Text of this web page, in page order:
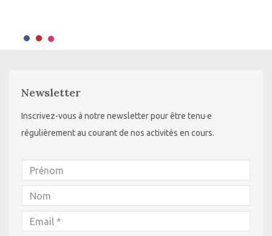
Newsletter
Inscrivez-vous à notre newsletter pour être tenu·e
régulièrement au courant de nos activités en cours.